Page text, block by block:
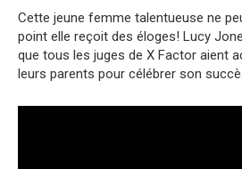
Cette jeune femme talentueuse ne
point elle reçoit des éloges! Lucy
que tous les juges de X Factor aient
leurs parents pour célébrer son